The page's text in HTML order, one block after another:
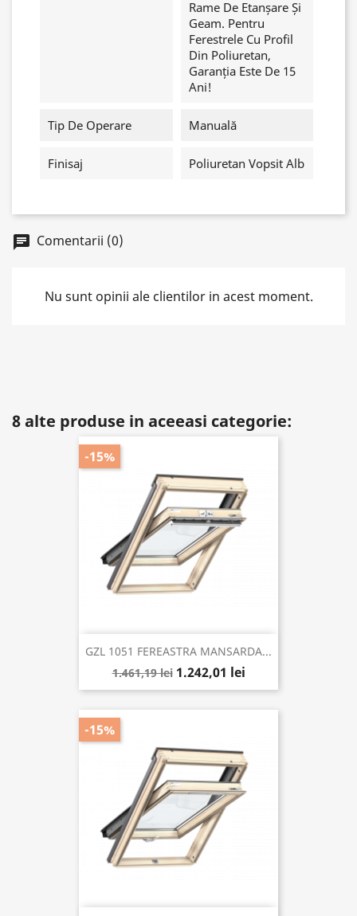
Rame De Etanșare Și
Geam. Pentru
Ferestrele Cu Profil
Din Poliuretan,
Garanția Este De 15
Ani!
Tip De Operare Manuală
Finisaj Poliuretan Vopsit Alb
chat Comentarii (0)
Nu sunt opinii ale clientilor in acest moment.
8 alte produse in aceeasi categorie:
GZL 1051 FEREASTRA MANSARDA...
1.461,19 lei 1.242,01 lei
-15%
-15%